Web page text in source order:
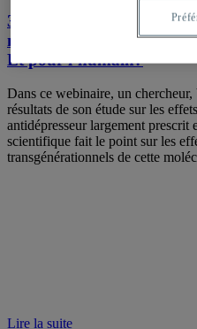
3 fév. – Webinaire : Le
neuroendocrinien
Et pour l’humain?
Dans ce webinaire, un
résultats de son étude sur les
antidépresseur largement prescrit
scientifique fait le point sur les
transgénérationnels de cette
Lire la suite